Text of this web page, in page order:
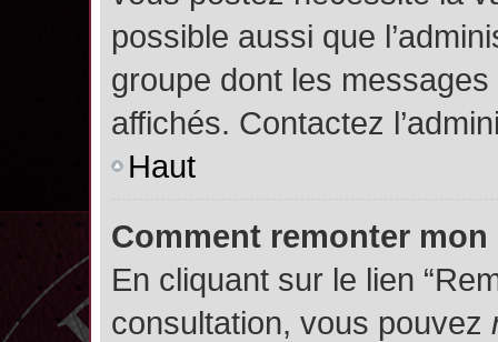
possible aussi que
groupe dont les
affichés. Contactez
Haut
Comment remonter
En cliquant sur le lien
consultation, vous pouvez